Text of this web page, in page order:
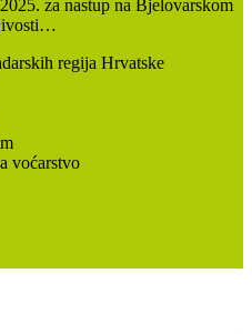
za nastup na Bjelovarskom
regija Hrvatske
voćarstvo